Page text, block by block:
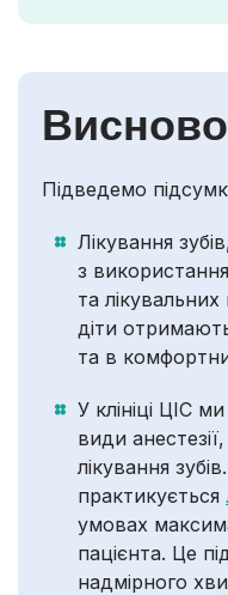
Підведемо
Лікування
з
та
діти
та в
У клініці ЦІС
види
лікування
практикується
умовах
пацієнта. Це
надмірного